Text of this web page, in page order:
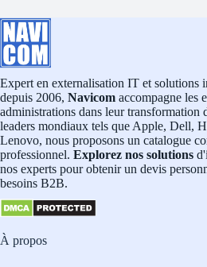
Expert en externalisation IT et solutions
depuis 2006, Navicom accompagne les
administrations dans leur transformation
leaders mondiaux tels que Apple, Dell,
Lenovo, nous proposons un catalogue
professionnel. Explorez nos solutions
nos experts pour obtenir un devis
besoins B2B.
À propos